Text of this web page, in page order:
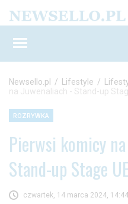
Newsello.pl / Lifestyle /
na Juwenaliach - Stand-up
ROZRYWKA
Pierwsi komicy
Stand-up Stage
czwartek, 14 marca 2024, 14:44